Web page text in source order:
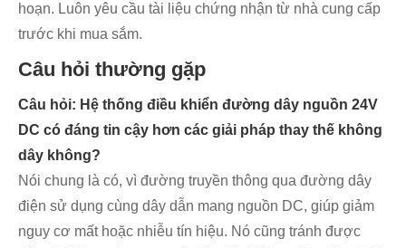
hoạn. Luôn yêu cầu tài liệu chứng nhận từ nhà cung cấp
trước khi mua sắm.
Câu hỏi thường gặp
Câu hỏi: Hệ thống điều khiển đường dây nguồn 24V
DC có đáng tin cậy hơn các giải pháp thay thế không
dây không?
Nói chung là có, vì đường truyền thông qua đường dây
điện sử dụng cùng dây dẫn mang nguồn DC, giúp giảm
nguy cơ mất hoặc nhiễu tín hiệu. Nó cũng tránh được